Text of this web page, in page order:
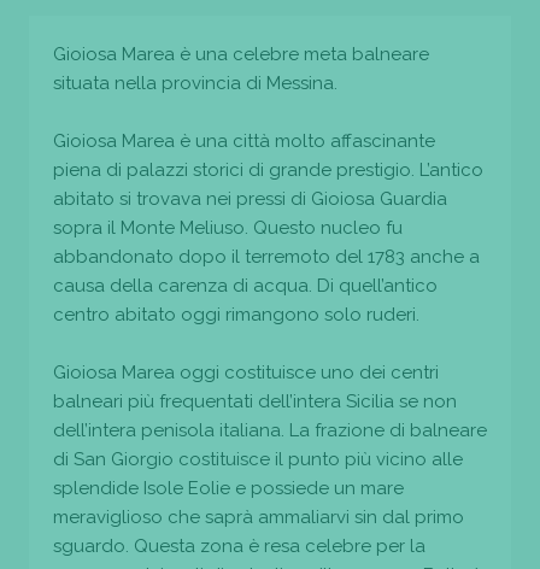
Gioiosa Marea è una celebre meta balneare
situata nella provincia di Messina.
Gioiosa Marea è una città molto affascinante
piena di palazzi storici di grande prestigio. L’antico
abitato si trovava nei pressi di Gioiosa Guardia
sopra il Monte Meliuso. Questo nucleo fu
abbandonato dopo il terremoto del 1783 anche a
causa della carenza di acqua. Di quell’antico
centro abitato oggi rimangono solo ruderi.
Gioiosa Marea oggi costituisce uno dei centri
balneari più frequentati dell’intera Sicilia se non
dell’intera penisola italiana. La frazione di balneare
di San Giorgio costituisce il punto più vicino alle
splendide Isole Eolie e possiede un mare
meraviglioso che saprà ammaliarvi sin dal primo
sguardo. Questa zona è resa celebre per la